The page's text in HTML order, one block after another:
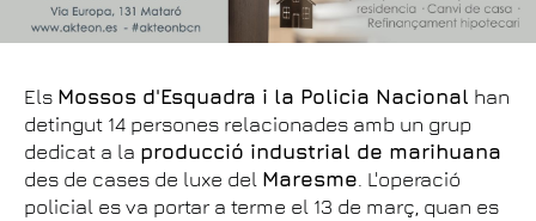
Els Mossos d'Esquadra i la Policia Nacional han
detingut 14 persones relacionades amb un grup
dedicat a la producció industrial de marihuana
des de cases de luxe del Maresme. L'operació
policial es va portar a terme el 13 de març, quan es